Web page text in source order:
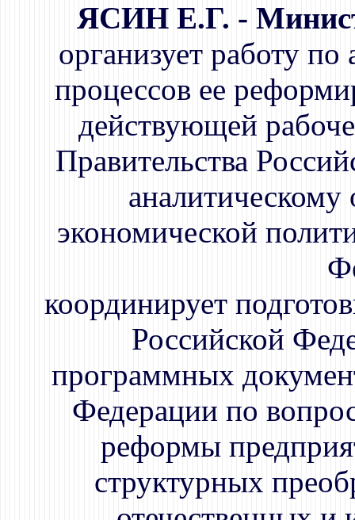
ЯСИН Е.Г. -
организует работу
процессов ее
действующей
Правительства
аналитическому
экономической
координирует
Российской
программных
Федерации по
реформы
структурных